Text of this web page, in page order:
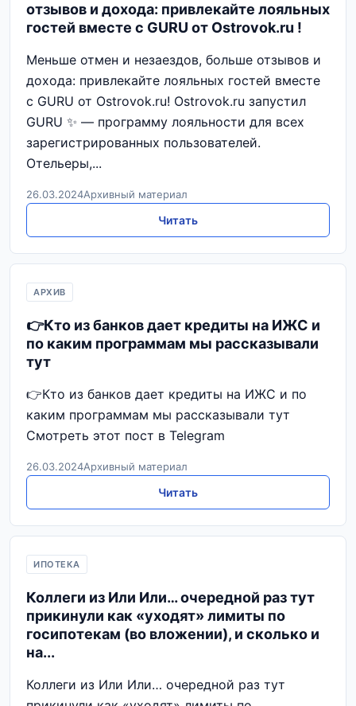
отзывов и дохода: привлекайте лояльных
гостей вместе с GURU от Ostrovok.ru !
Меньше отмен и незаездов, больше отзывов и
дохода: привлекайте лояльных гостей вместе
с GURU от Ostrovok.ru! Ostrovok.ru запустил
GURU ✨ — программу лояльности для всех
зарегистрированных пользователей.
Отельеры,...
26.03.2024Архивный материал
Читать
АРХИВ
👉Кто из банков дает кредиты на ИЖС и
по каким программам мы рассказывали
тут
👉Кто из банков дает кредиты на ИЖС и по
каким программам мы рассказывали тут
Смотреть этот пост в Telegram
26.03.2024Архивный материал
Читать
ИПОТЕКА
Коллеги из Или Или… очередной раз тут
прикинули как «уходят» лимиты по
госипотекам (во вложении), и сколько и
на...
Коллеги из Или Или… очередной раз тут